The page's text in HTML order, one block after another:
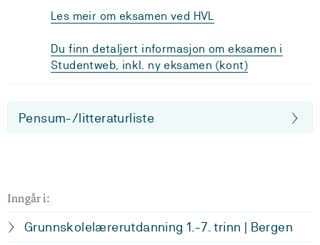
Les meir om eksamen ved HVL
Du finn detaljert informasjon om eksamen i
Studentweb, inkl. ny eksamen (kont)
Pensum-/litteraturliste
Inngår i:
Grunnskolelærerutdanning 1.-7. trinn | Bergen